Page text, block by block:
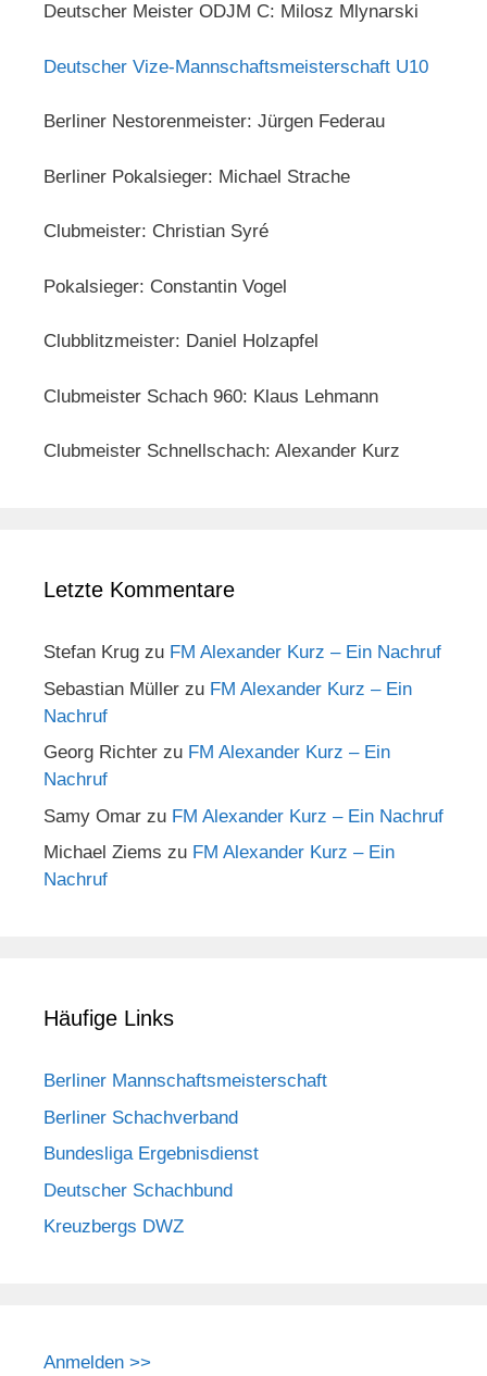
Deutscher Meister ODJM C: Milosz Mlynarski
Deutscher Vize-Mannschaftsmeisterschaft U10
Berliner Nestorenmeister: Jürgen Federau
Berliner Pokalsieger: Michael Strache
Clubmeister: Christian Syré
Pokalsieger: Constantin Vogel
Clubblitzmeister: Daniel Holzapfel
Clubmeister Schach 960: Klaus Lehmann
Clubmeister Schnellschach: Alexander Kurz
Letzte Kommentare
Stefan Krug zu FM Alexander Kurz – Ein Nachruf
Sebastian Müller zu FM Alexander Kurz – Ein
Nachruf
Georg Richter zu FM Alexander Kurz – Ein
Nachruf
Samy Omar zu FM Alexander Kurz – Ein Nachruf
Michael Ziems zu FM Alexander Kurz – Ein
Nachruf
Häufige Links
Berliner Mannschaftsmeisterschaft
Berliner Schachverband
Bundesliga Ergebnisdienst
Deutscher Schachbund
Kreuzbergs DWZ
Anmelden >>